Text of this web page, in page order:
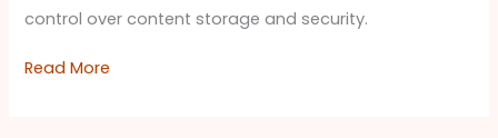
control over content storage and security.
Read More